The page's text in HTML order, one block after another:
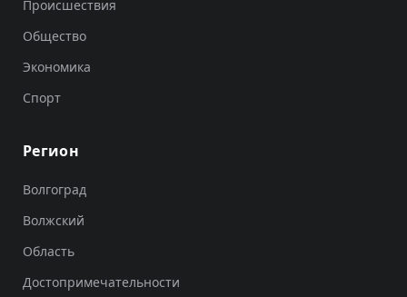
Происшествия
Общество
Экономика
Спорт
Регион
Волгоград
Волжский
Область
Достопримечательности